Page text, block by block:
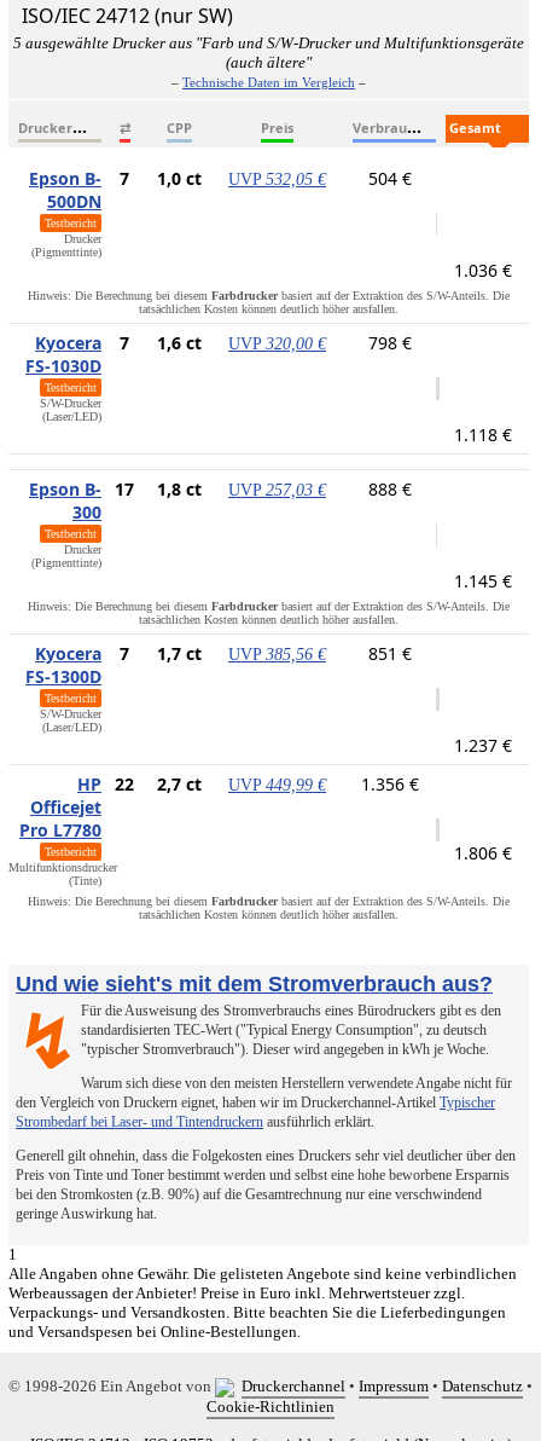
ISO/IEC 24712 (nur SW)
5 ausgewählte Drucker aus "Farb und S/W-Drucker und Multifunktionsgeräte
(auch ältere"
– Technische Daten im Vergleich –
D
ruckername ⇄ CPP Preis V
erbrauchsmaterialien
Epson B-
500DN
Testbericht
Drucker
(Pigmenttinte)
7 1,0 ct UVP 532,05 € 504 €
1.036 €
Hinweis: Die Berechnung bei diesem Farbdruckerbasiert auf der Extraktion des S/W-Anteils. Die
tatsächlichen Kosten können deutlich höher ausfallen.
Kyocera
FS-1030D
Testbericht
S/W-Drucker
(Laser/LED)
7 1,6 ct UVP 320,00 € 798 €
1.118 €
Epson B-
300
Testbericht
Drucker
(Pigmenttinte)
17 1,8 ct UVP 257,03 € 888 €
1.145 €
Hinweis: Die Berechnung bei diesem Farbdruckerbasiert auf der Extraktion des S/W-Anteils. Die
tatsächlichen Kosten können deutlich höher ausfallen.
Kyocera
FS-1300D
Testbericht
S/W-Drucker
(Laser/LED)
7 1,7 ct UVP 385,56 € 851 €
1.237 €
HP
Officejet
Pro L7780
Testbericht
Multifunktionsdrucker
(Tinte)
22 2,7 ct UVP 449,99 € 1.356 €
1.806 €
Hinweis: Die Berechnung bei diesem Farbdruckerbasiert auf der Extraktion des S/W-Anteils. Die
tatsächlichen Kosten können deutlich höher ausfallen.
Und wie sieht's mit dem Stromverbrauch aus?
↯
Für die Ausweisung des Stromverbrauchs eines Bürodruckers gibt es den
standardisierten TEC-Wert ("Typical Energy Consumption", zu deutsch
"typischer Stromverbrauch"). Dieser wird angegeben in kWh je Woche.
Warum sich diese von den meisten Herstellern verwendete Angabe nicht für
den Vergleich von Druckern eignet, haben wir im Druckerchannel-Artikel Typischer
Strombedarf bei Laser- und Tintendruckern ausführlich erklärt.
Generell gilt ohnehin, dass die Folgekosten eines Druckers sehr viel deutlicher über den
Preis von Tinte und Toner bestimmt werden und selbst eine hohe beworbene Ersparnis
bei den Stromkosten (z.B. 90%) auf die Gesamtrechnung nur eine verschwindend
geringe Auswirkung hat.
1
Alle Angaben ohne Gewähr. Die gelisteten Angebote sind keine verbindlichen
Werbeaussagen der Anbieter! Preise in Euro inkl. Mehrwertsteuer zzgl.
Verpackungs- und Versandkosten. Bitte beachten Sie die Lieferbedingungen
und Versandspesen bei Online-Bestellungen.
© 1998-2026 Ein Angebot von Druckerchannel • Impressum • Datenschutz •
Cookie-Richtlinien